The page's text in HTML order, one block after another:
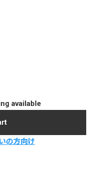
available
の方向け